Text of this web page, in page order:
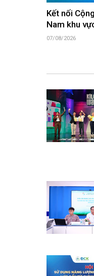
Kết nối
Nam khu
07/08/2026